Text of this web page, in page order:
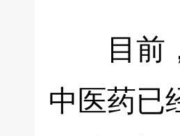
目前，
中医药已